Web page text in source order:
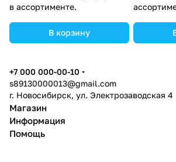
в ассортименте.
В корзину
+7 000 000-00-10
s89130000013@gmail.com
г. Новосибирск, ул. Электрозаводская 4
Магазин
Информация
Помощь